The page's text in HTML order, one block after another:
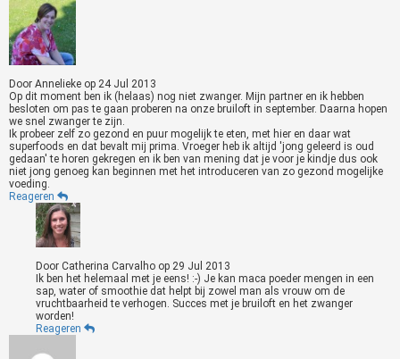
Door Annelieke op 24 Jul 2013
Op dit moment ben ik (helaas) nog niet zwanger. Mijn partner en ik hebben
besloten om pas te gaan proberen na onze bruiloft in september. Daarna hopen
we snel zwanger te zijn.
Ik probeer zelf zo gezond en puur mogelijk te eten, met hier en daar wat
superfoods en dat bevalt mij prima. Vroeger heb ik altijd 'jong geleerd is oud
gedaan' te horen gekregen en ik ben van mening dat je voor je kindje dus ook
niet jong genoeg kan beginnen met het introduceren van zo gezond mogelijke
voeding.
Reageren
Door Catherina Carvalho op 29 Jul 2013
Ik ben het helemaal met je eens! :-) Je kan maca poeder mengen in een
sap, water of smoothie dat helpt bij zowel man als vrouw om de
vruchtbaarheid te verhogen. Succes met je bruiloft en het zwanger
worden!
Reageren